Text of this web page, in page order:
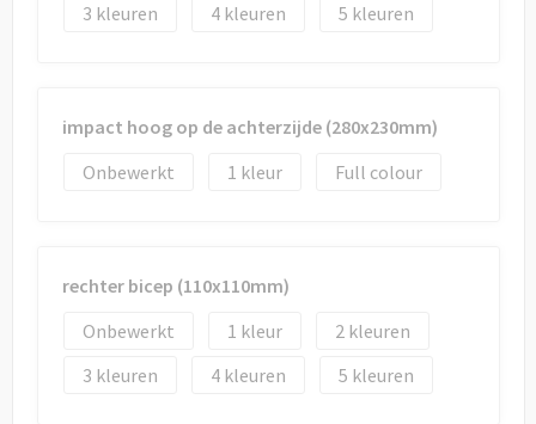
3
4 5
impact hoog op de achterzijde (280x230mm)
Onbewerkt
1 Full colour
rechter bicep (110x110mm)
Onbewerkt
1
2
3
4 5